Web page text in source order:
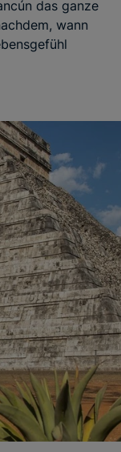
das ganze
wann